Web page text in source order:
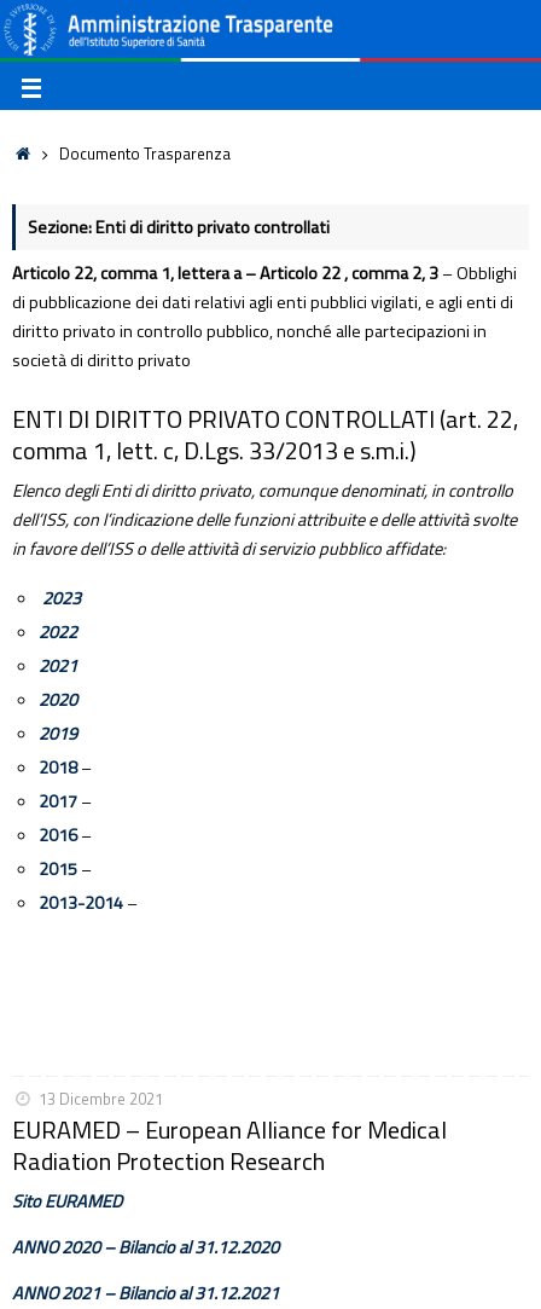
Documento Trasparenza
Sezione: Enti di diritto privato controllati
Articolo 22, comma 1, lettera a – Articolo 22 , comma 2, 3– Obblighi
di pubblicazione dei dati relativi agli enti pubblici vigilati, e agli enti di
diritto privato in controllo pubblico, nonché alle partecipazioni in
società di diritto privato
ENTI DI DIRITTO PRIVATO CONTROLLATI (art. 22,
comma 1, lett. c, D.Lgs. 33/2013 e s.m.i.)
Elenco degli Enti di diritto privato, comunque denominati, in controllo
dell’ISS, con l’indicazione delle funzioni attribuite e delle attività svolte
in favore dell’ISS o delle attività di servizio pubblico affidate:
2023
2022
2021
2020
2019
2018–
2017–
2016–
2015–
2013-2014–
13 Dicembre 2021
EURAMED – European Alliance for Medical
Radiation Protection Research
Sito EURAMED
ANNO 2020 – Bilancio al 31.12.2020
ANNO 2021 – Bilancio al 31.12.2021